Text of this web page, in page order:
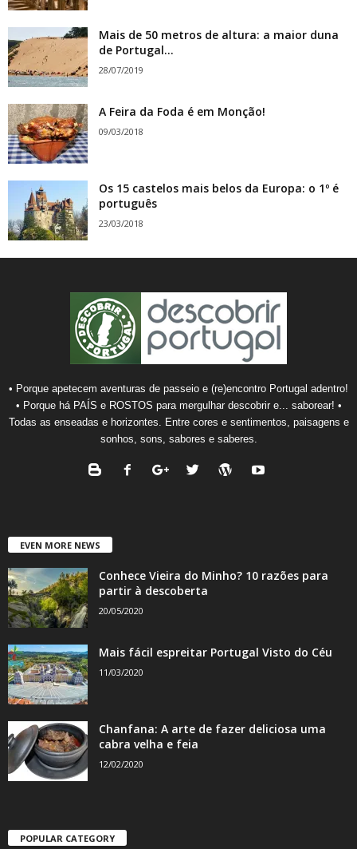
Mais de 50 metros de altura: a maior duna
de Portugal...
28/07/2019
A Feira da Foda é em Monção!
09/03/2018
Os 15 castelos mais belos da Europa: o 1º é
português
23/03/2018
• Porque apetecem aventuras de passeio e (re)encontro Portugal adentro!
• Porque há PAÍS e ROSTOS para mergulhar descobrir e... saborear! •
Todas as enseadas e horizontes. Entre cores e sentimentos, paisagens e
sonhos, sons, sabores e saberes.
EVEN MORE NEWS
Conhece Vieira do Minho? 10 razões para
partir à descoberta
20/05/2020
Mais fácil espreitar Portugal Visto do Céu
11/03/2020
Chanfana: A arte de fazer deliciosa uma
cabra velha e feia
12/02/2020
POPULAR CATEGORY